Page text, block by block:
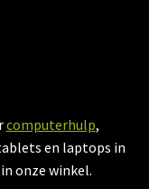
computerhulp,
en laptops in
onze winkel.